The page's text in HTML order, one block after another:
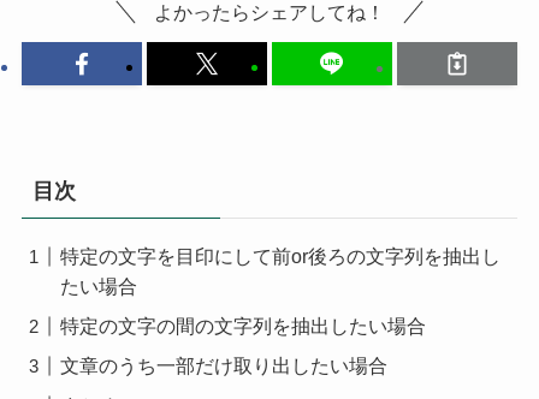
よかったらシェアしてね！
目次
特定の文字を目印にして前or後ろの文字列を抽出し
たい場合
特定の文字の間の文字列を抽出したい場合
文章のうち一部だけ取り出したい場合